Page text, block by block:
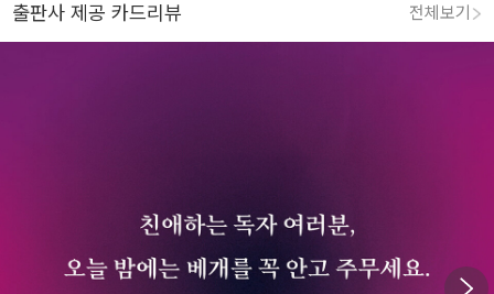
출판사 제공 카드리뷰 전체보기